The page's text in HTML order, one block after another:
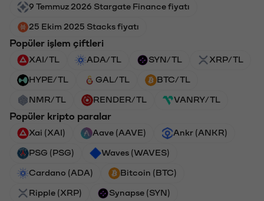
9 Temmuz 2026 Stargate Finance fiyatı
25 Ekim 2025 Stacks fiyatı
Popüler işlem çiftleri
XAI/TL ADA/TL SYN/TL XRP/TL
HYPE/TL GAL/TL BTC/TL
NMR/TL RENDER/TL VANRY/TL
Popüler kripto paralar
Xai (XAI) Aave (AAVE) Ankr (ANKR)
PSG (PSG) Waves (WAVES)
Cardano (ADA) Bitcoin (BTC)
Ripple (XRP) Synapse (SYN)